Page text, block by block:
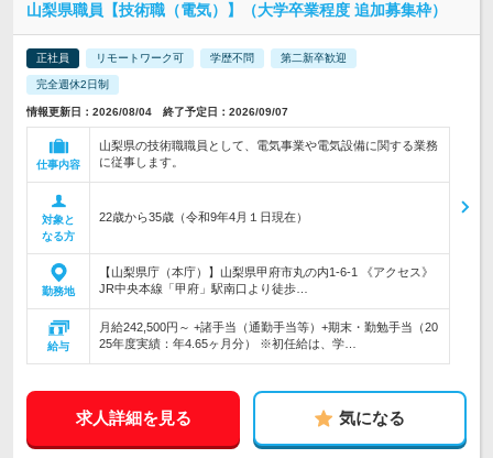
山梨県職員【技術職（電気）】（大学卒業程度 追加募集枠）
正社員 リモートワーク可 学歴不問 第二新卒歓迎
完全週休2日制
情報更新日：2026/08/04 終了予定日：2026/09/07
仕事内容
山梨県の技術職職員として、電気事業や電気設備に関する業務
に従事します。
対象と
なる方
22歳から35歳（令和9年4月１日現在）
勤務地
【山梨県庁（本庁）】山梨県甲府市丸の内1-6-1 《アクセス》
JR中央本線「甲府」駅南口より徒歩…
給与
月給242,500円～ +諸手当（通勤手当等）+期末・勤勉手当（20
25年度実績：年4.65ヶ月分） ※初任給は、学…
求人詳細を見る 気になる